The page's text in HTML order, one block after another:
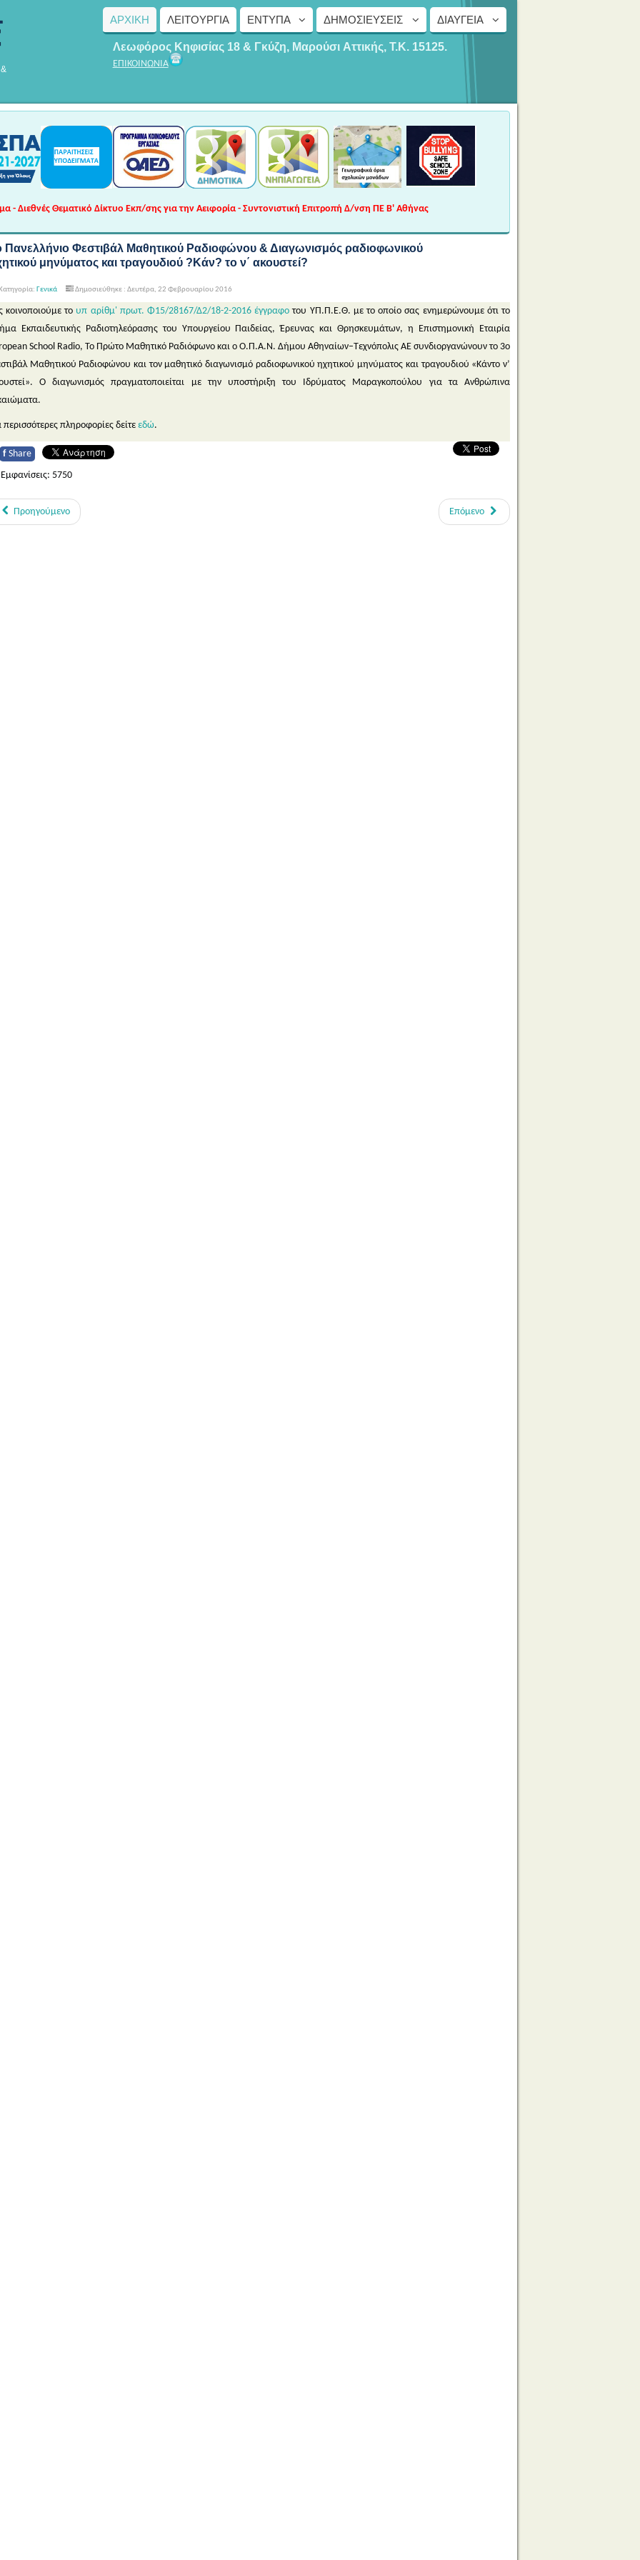
ΑΡΧΙΚΗ ΛΕΙΤΟΥΡΓΊΑ ΈΝΤΥΠΑ ΔΗΜΟΣΙΕΎΣΕΙΣ ΔΙΑΎΓΕΙΑ
Λεωφόρος Κηφισίας 18 & Γκύζη, Μαρούσι Αττικής, Τ.Κ. 15125.
ΕΠΙΚΟΙΝΩΝΙΑ
- Διεθνές Θεματικό Δίκτυο Εκπ/σης για την Αειφορία - Συντονιστική Επιτροπή Δ/νση ΠΕ Β' Αθήνας
Πανελλήνιο Φεστιβάλ Μαθητικού Ραδιοφώνου & Διαγωνισμός ραδιοφωνικού
μηνύματος και τραγουδιού ?Κάν? το ν΄ ακουστεί?
Γενικά Δημοσιεύθηκε : Δευτέρα, 22 Φεβρουαρίου 2016
κοινοποιούμε το υπ αρίθμ' πρωτ. Φ15/28167/Δ2/18-2-2016 έγγραφο του ΥΠ.Π.Ε.Θ. με το οποίο σας ενημερώνουμε ότι το
Εκπαιδευτικής Ραδιοτηλεόρασης του Υπουργείου Παιδείας, Έρευνας και Θρησκευμάτων, η Επιστημονική Εταιρία
School Radio, Το Πρώτο Μαθητικό Ραδιόφωνο και ο Ο.Π.Α.Ν. Δήμου Αθηναίων–Τεχνόπολις ΑΕ συνδιοργανώνουν το 3ο
Μαθητικού Ραδιοφώνου και τον μαθητικό διαγωνισμό ραδιοφωνικού ηχητικού μηνύματος και τραγουδιού «Κάντο ν’
Ο διαγωνισμός πραγματοποιείται με την υποστήριξη του Ιδρύματος Μαραγκοπούλου για τα Ανθρώπινα
περισσότερες πληροφορίες δείτε εδώ.
f Share
Εμφανίσεις: 5750
Προηγούμενο Επόμενο